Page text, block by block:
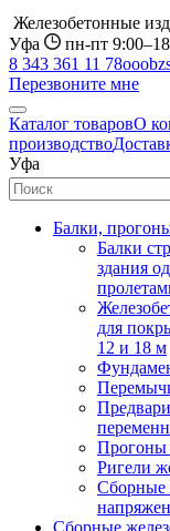
Железобетонные
Уфа
пн-пт
8 343 361 11 78
Перезвоните мне
Каталог товаровО
производство
Уфа
Балки,
Балки
здания
для
12 и 18 м
Прогоны
Ригели
Сборные
Сборные